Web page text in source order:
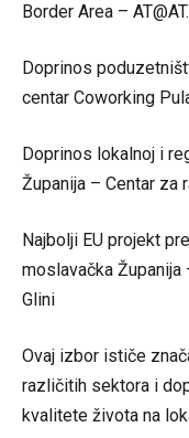
Border Area –
Doprinos
centar Coworking
Doprinos lokalnoj i
Županija – Centar za
Najbolji EU projekt
moslavačka
Glini
Ovaj izbor ističe
različitih sektora i
kvalitete života na